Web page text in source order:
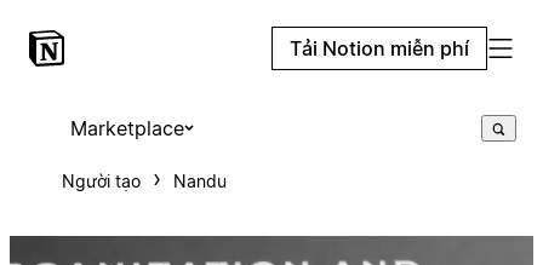
Tải Notion miễn phí
Marketplace
Người tạo Nandu